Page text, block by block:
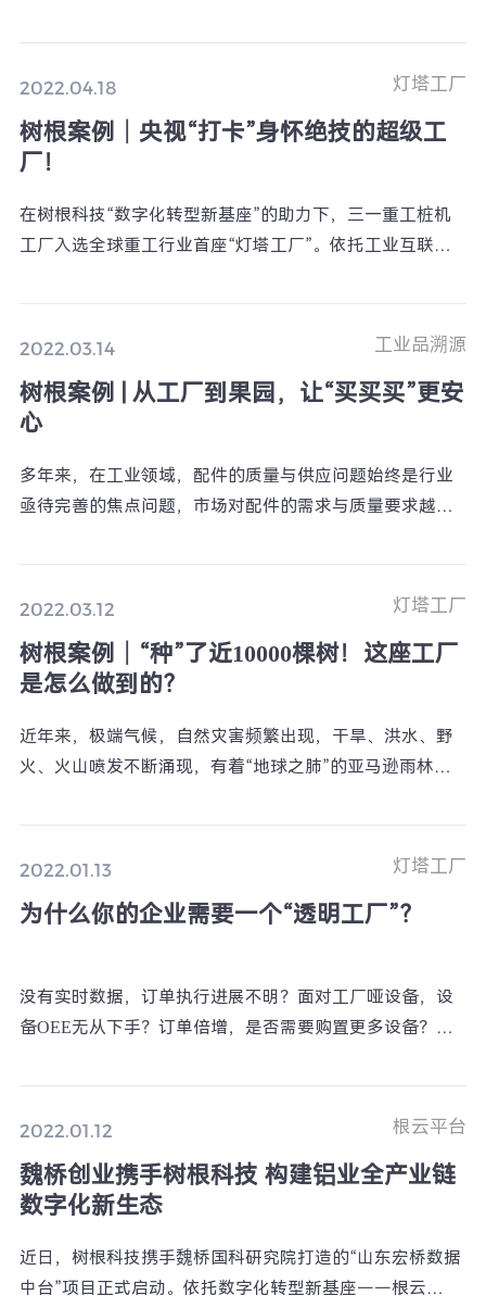
2022.04.18 灯塔工厂
树根案例｜央视“打卡”身怀绝技的超级工
厂！
在树根科技“数字化转型新基座”的助力下，三一重工桩机
工厂入选全球重工行业首座“灯塔工厂”。依托工业互联网
体”，实现数字化能力的泛在部署，使生产潜能得到极大发
2022.03.14 工业品溯源
树根案例 | 从工厂到果园，让“买买买”更安
心
多年来，在工业领域，配件的质量与供应问题始终是行业
亟待完善的焦点问题，市场对配件的需求与质量要求越来
信息不透明并难于追责等现象频现。然而传统的防伪码技
会被大规模仿制，造成假货在市场流通，严重损害客户利
益并造成产品质量和安全隐患。
2022.03.12 灯塔工厂
树根案例｜“种”了近10000棵树！这座工厂
是怎么做到的？
近年来，极端气候，自然灾害频繁出现，干旱、洪水、野
火、火山喷发不断涌现，有着“地球之肺”的亚马逊雨林已
2022.01.13 灯塔工厂
为什么你的企业需要一个“透明工厂”？
没有实时数据，订单执行进展不明？面对工厂哑设备，设
备OEE无从下手？订单倍增，是否需要购置更多设备？数
云平台，连接现场人、机、料、法、环等各项数据打通已
透明、精益管理和智能制造。
2022.01.12 根云平台
魏桥创业携手树根科技 构建铝业全产业链
数字化新生态
近日，树根科技携手魏桥国科研究院打造的“山东宏桥数据
中台”项目正式启动。依托数字化转型新基座——根云